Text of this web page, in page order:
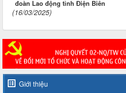
đoàn Lao động tỉnh Điện Biên
(16/03/2025)
Giới thiệu